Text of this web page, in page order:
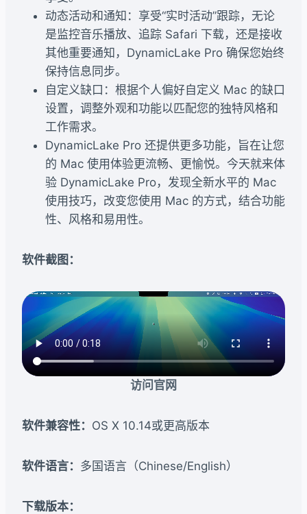
动态活动和通知：享受“实时活动”跟踪，无论
是监控音乐播放、追踪 Safari 下载，还是接收
其他重要通知，DynamicLake Pro 确保您始终
保持信息同步。
自定义缺口：根据个人偏好自定义 Mac 的缺口
设置，调整外观和功能以匹配您的独特风格和
工作需求。
DynamicLake Pro 还提供更多功能，旨在让您
的 Mac 使用体验更流畅、更愉悦。今天就来体
验 DynamicLake Pro，发现全新水平的 Mac
使用技巧，改变您使用 Mac 的方式，结合功能
性、风格和易用性。
软件截图：
访问官网
软件兼容性： OS X 10.14或更高版本
软件语言： 多国语言（Chinese/English）
下载版本：​